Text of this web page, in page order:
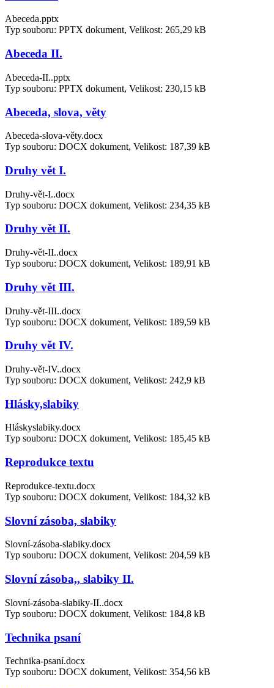
Abeceda.pptx
Typ souboru: PPTX dokument, Velikost: 265,29 kB
Abeceda II.
Abeceda-II..pptx
Typ souboru: PPTX dokument, Velikost: 230,15 kB
Abeceda, slova, věty
Abeceda-slova-věty.docx
Typ souboru: DOCX dokument, Velikost: 187,39 kB
Druhy vět I.
Druhy-vět-I..docx
Typ souboru: DOCX dokument, Velikost: 234,35 kB
Druhy vět II.
Druhy-vět-II..docx
Typ souboru: DOCX dokument, Velikost: 189,91 kB
Druhy vět III.
Druhy-vět-III..docx
Typ souboru: DOCX dokument, Velikost: 189,59 kB
Druhy vět IV.
Druhy-vět-IV..docx
Typ souboru: DOCX dokument, Velikost: 242,9 kB
Hlásky,slabiky
Hláskyslabiky.docx
Typ souboru: DOCX dokument, Velikost: 185,45 kB
Reprodukce textu
Reprodukce-textu.docx
Typ souboru: DOCX dokument, Velikost: 184,32 kB
Slovní zásoba, slabiky
Slovní-zásoba-slabiky.docx
Typ souboru: DOCX dokument, Velikost: 204,59 kB
Slovní zásoba,, slabiky II.
Slovní-zásoba-slabiky-II..docx
Typ souboru: DOCX dokument, Velikost: 184,8 kB
Technika psaní
Technika-psaní.docx
Typ souboru: DOCX dokument, Velikost: 354,56 kB